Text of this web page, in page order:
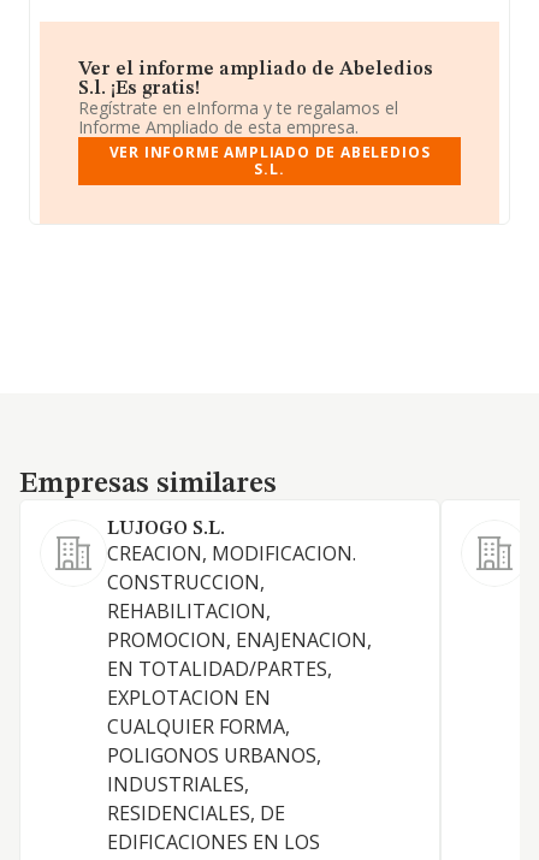
Ver el informe ampliado de Abeledios
S.l. ¡Es gratis!
Regístrate en eInforma y te regalamos el
Informe Ampliado de esta empresa.
VER INFORME AMPLIADO DE ABELEDIOS
S.L.
Empresas similares
Empresas similares
LUJOGO S.L.
CREACION, MODIFICACION.
CONSTRUCCION,
REHABILITACION,
PROMOCION, ENAJENACION,
EN TOTALIDAD/PARTES,
EXPLOTACION EN
CUALQUIER FORMA,
POLIGONOS URBANOS,
INDUSTRIALES,
RESIDENCIALES, DE
EDIFICACIONES EN LOS